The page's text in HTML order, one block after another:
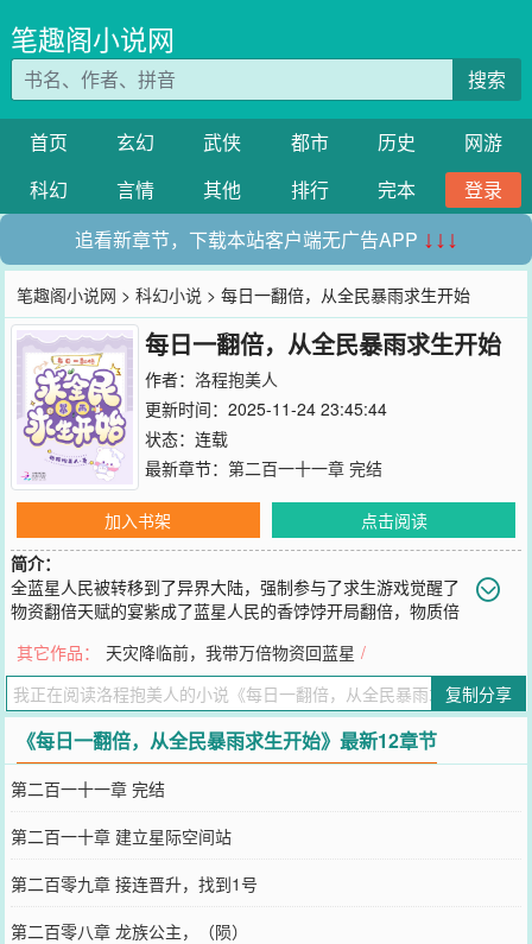
笔趣阁小说网
搜索
首页 玄幻 武侠 都市 历史
网游
科幻
言情 其他 排行 完本
登录
追看新章节，下载本站客户端无广告APP ↓↓↓
笔趣阁小说网 >科幻小说 > 每日一翻倍，从全民暴雨求生开始
每日一翻倍，从全民暴雨求生开始
作者： 洛程抱美人
更新时间：2025-11-24 23:45:44
状态：连载
最新章节： 第二百一十一章 完结
加入书架
点击阅读
简介：
全蓝星人民被转移到了异界大陆，强制参与了求生游戏觉醒了
物资翻倍天赋的宴紫成了蓝星人民的香饽饽开局翻倍，物质倍
至，她第一个完成特殊庇护所的建设，七日暴雨，她被冲散到了一片
荒漠，再一次绝地求生每到一个特殊地界，她都能活得精彩，人人认
识宴紫，万族都是渠道，蓝星人民紧随其后，跟着宴紫踏遍万族
您要是觉得《每日一翻倍，从全民暴雨求生开始》还不错的话请不要
忘记向您QQ群和微博微信里的朋友推荐哦！
其它作品： 天灾降临前，我带万倍物资回蓝星 /
复制分享
《每日一翻倍，从全民暴雨求生开始》最新12章节
第二百一十一章 完结
第二百一十章 建立星际空间站
第二百零九章 接连晋升，找到1号
第二百零八章 龙族公主，（陨）